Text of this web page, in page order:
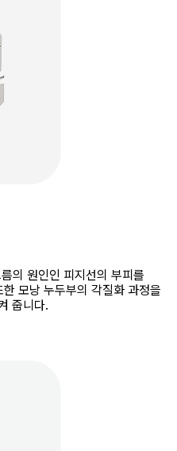
의 원인인 피지선의 부피를
모낭 누두부의 각질화 과정을
줍니다.